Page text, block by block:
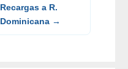
Recargas a R.
Dominicana →